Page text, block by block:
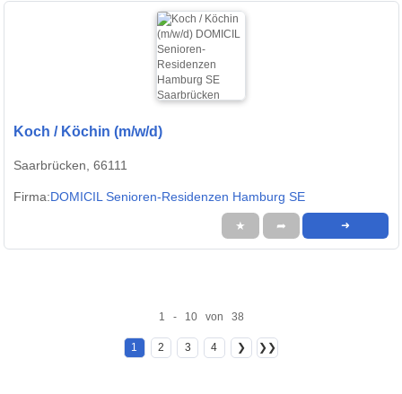
Koch / Köchin (m/w/d)
Saarbrücken, 66111
Firma:DOMICIL Senioren-Residenzen Hamburg SE
★ ➦ ➜
1 - 10 von 38
1 2 3 4 ❯ ❯❯